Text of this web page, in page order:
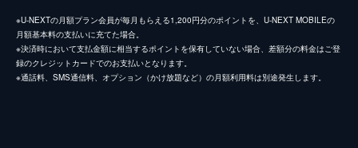
※U-NEXTの月額プラン会員が毎月もらえる1,200円分のポイントを、U-NEXT MOBILEの
月額基本料の支払いに充てた場合。
※決済時において支払金額に相当するポイントを保有していない場合、差額分の料金はご登
録のクレジットカードでのお支払いとなります。
※通話料、SMS通信料、オプション（かけ放題など）の月額利用料は別途発生します。